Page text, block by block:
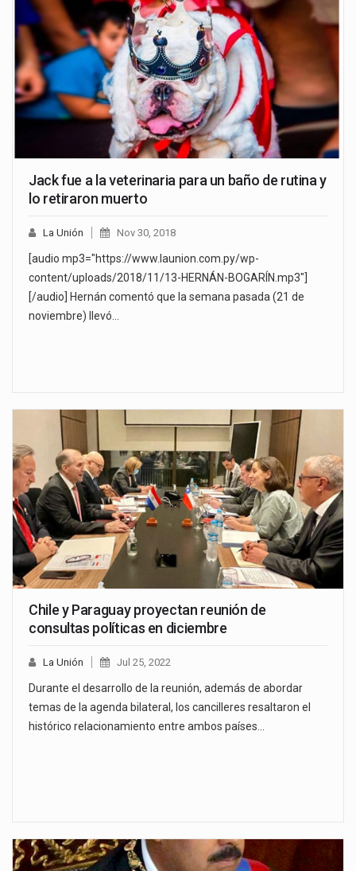
Jack fue a la veterinaria para un baño de rutina y
lo retiraron muerto
La Unión Nov 30, 2018
[audio mp3="https://www.launion.com.py/wp-
content/uploads/2018/11/13-HERNÁN-BOGARÍN.mp3"]
[/audio] Hernán comentó que la semana pasada (21 de
noviembre) llevó…
Chile y Paraguay proyectan reunión de
consultas políticas en diciembre
La Unión Jul 25, 2022
Durante el desarrollo de la reunión, además de abordar
temas de la agenda bilateral, los cancilleres resaltaron el
histórico relacionamiento entre ambos países…